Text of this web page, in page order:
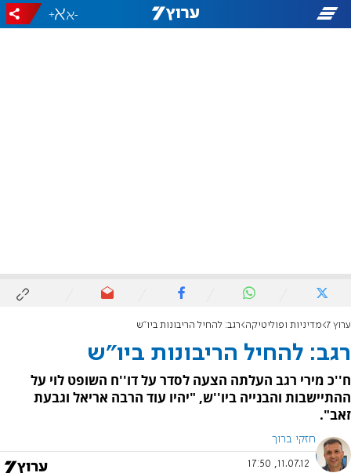
-
+
ערוץ 7 מדיניות ופוליטיקה רגב: להחיל הריבונות ביו"ש
רגב: להחיל הריבונות ביו"ש
ח''כ מירי רגב העלתה הצעה לסדר על דו''ח השופט לוי על
ההתיישבות והבנייה ביו''ש, "יהיו עוד הרבה אריאל וגבעת
זאב".
חזקי ברוך
11.07.12, 17:50